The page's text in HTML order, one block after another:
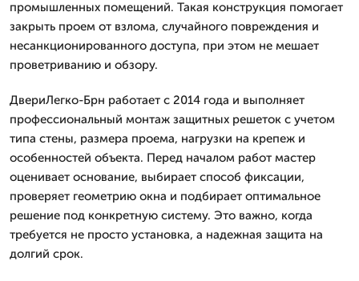
промышленных помещений. Такая конструкция помогает
закрыть проем от взлома, случайного повреждения и
несанкционированного доступа, при этом не мешает
проветриванию и обзору.
ДвериЛегко-Брн работает с 2014 года и выполняет
профессиональный монтаж защитных решеток с учетом
типа стены, размера проема, нагрузки на крепеж и
особенностей объекта. Перед началом работ мастер
оценивает основание, выбирает способ фиксации,
проверяет геометрию окна и подбирает оптимальное
решение под конкретную систему. Это важно, когда
требуется не просто установка, а надежная защита на
долгий срок.